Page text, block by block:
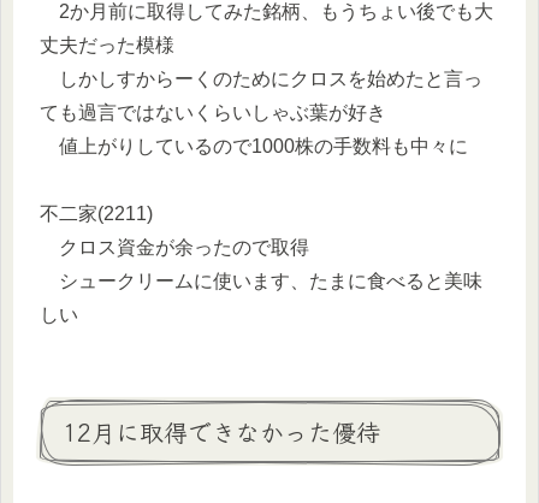
2か月前に取得してみた銘柄、もうちょい後でも大
丈夫だった模様
しかしすからーくのためにクロスを始めたと言っ
ても過言ではないくらいしゃぶ葉が好き
値上がりしているので1000株の手数料も中々に
不二家(2211)
クロス資金が余ったので取得
シュークリームに使います、たまに食べると美味
しい
12月に取得できなかった優待